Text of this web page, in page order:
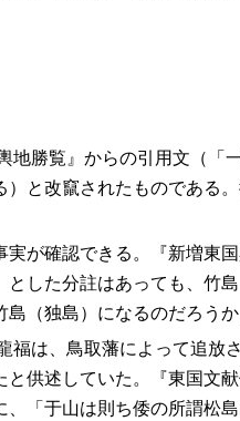
勝覧』からの引用文（「
と改竄されたものである
が確認できる。『新増東国
した分註はあっても、竹
（独島）になるのだろうか
は、鳥取藩によって追放
供述していた。『東国文献
「于山は則ち倭の所謂松